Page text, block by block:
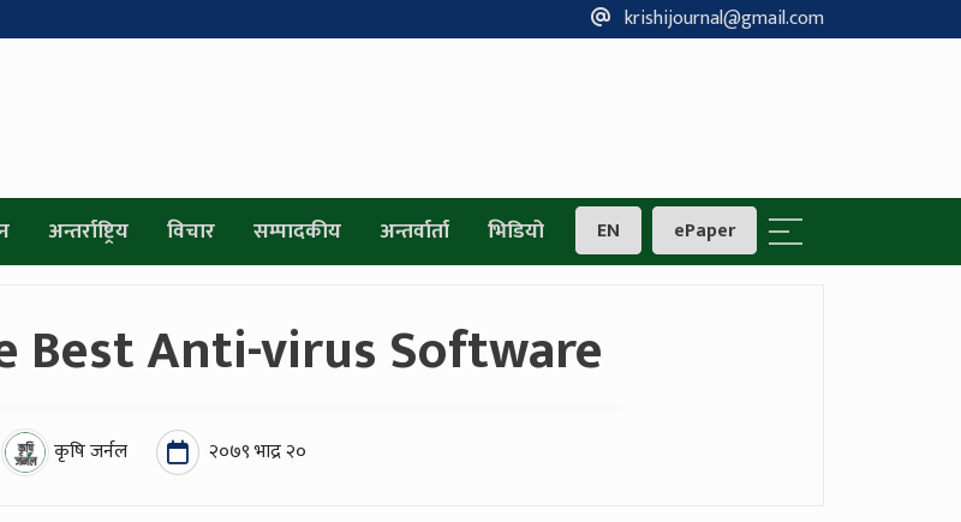
krishijournal@gmail.com
अन्तर्राष्ट्रिय विचार सम्पादकीय अन्तर्वार्ता भिडियो EN ePaper
Best Anti-virus Software
कृषि जर्नल २०७९ भाद्र २०